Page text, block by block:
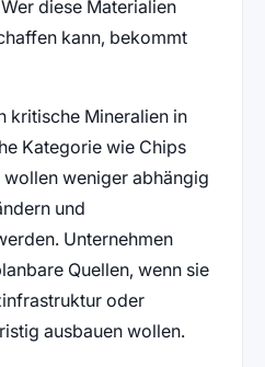
diese Materialien
kann, bekommt
kritische Mineralien in
Kategorie wie Chips
weniger abhängig
und
Unternehmen
Quellen, wenn sie
oder
ausbauen wollen.